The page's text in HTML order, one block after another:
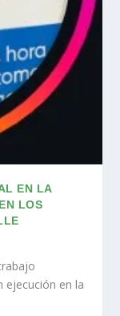
EN LA
LOS
ejecución en la